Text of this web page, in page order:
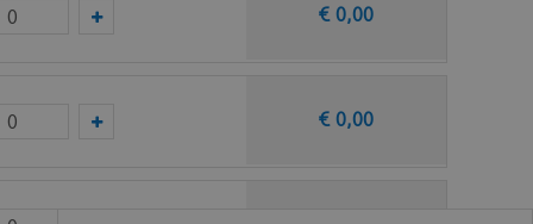
€ 0,00
€ 0,00